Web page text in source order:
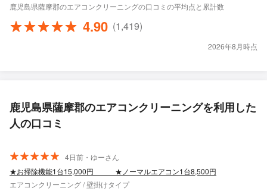
鹿児島県薩摩郡のエアコンクリーニングの口コミの平均点と累計数
4.90 (1,419)
2026年8月時点
鹿児島県薩摩郡のエアコンクリーニングを利用した
人の口コミ
4日前・ゆーさん
★お掃除機能1台15,000円 ★ノーマルエアコン1台8,500円
エアコンクリーニング / 壁掛けタイプ